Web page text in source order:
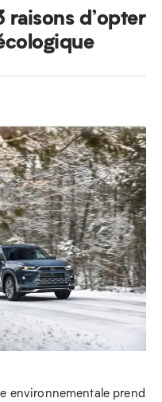
d’opter
environnementale prend